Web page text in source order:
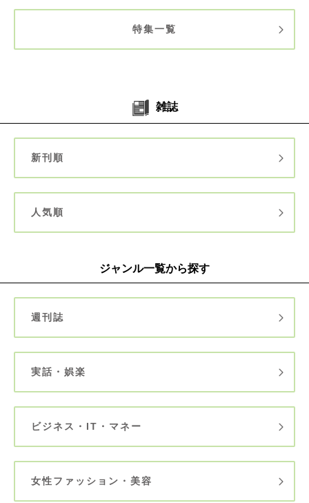
特集一覧
雑誌
新刊順
人気順
ジャンル一覧から探す
週刊誌
実話・娯楽
ビジネス・IT・マネー
女性ファッション・美容